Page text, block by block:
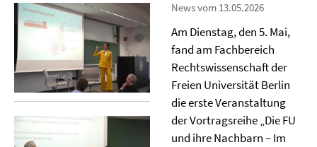
News vom 13.05.2026
Am Dienstag, den 5. Mai,
fand am Fachbereich
Rechtswissenschaft der
Freien Universität Berlin
die erste Veranstaltung
der Vortragsreihe „Die FU
und ihre Nachbarn – Im